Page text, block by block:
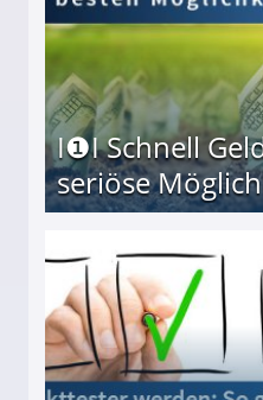
I❶I Schnell
seriöse